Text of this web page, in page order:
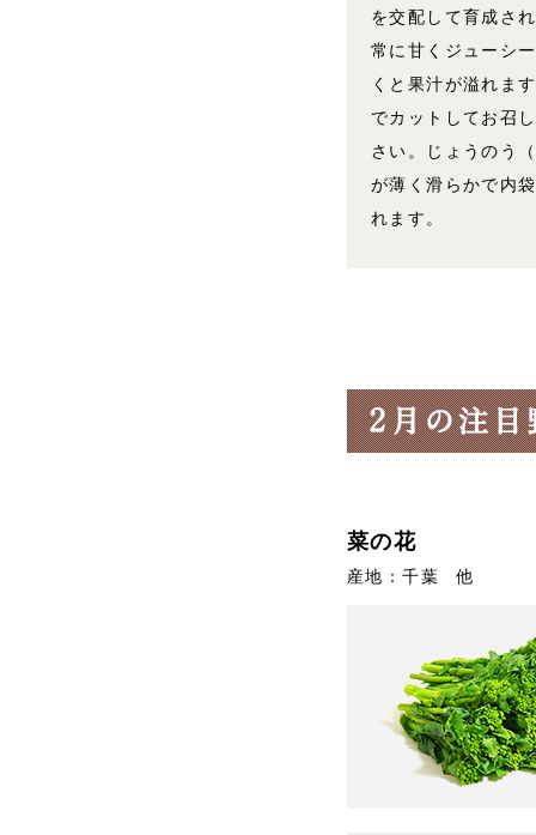
を交配して育成さ
常に甘くジューシ
くと果汁が溢れま
でカットしてお召
さい。じょうのう
が薄く滑らかで内
れます。
菜の花
産地：千葉 他